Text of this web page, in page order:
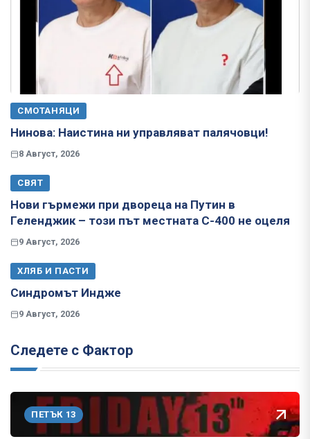
СМОТАНЯЦИ
Нинова: Наистина ни управляват палячовци!
8 Август, 2026
СВЯТ
Нови гърмежи при двореца на Путин в
Геленджик – този път местната С-400 не оцеля
9 Август, 2026
ХЛЯБ И ПАСТИ
Синдромът Индже
9 Август, 2026
Следете с Фактор
ПЕТЪК 13